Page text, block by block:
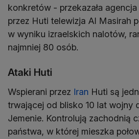
konkretów - przekazała
przez Huti telewizja Al Masirah
w wyniku izraelskich nalotów,
najmniej 80 osób.
Ataki Huti
Wspierani przez Iran Huti są
trwającej od blisko 10 lat wojny
Jemenie. Kontrolują zachodnią
państwa, w której mieszka